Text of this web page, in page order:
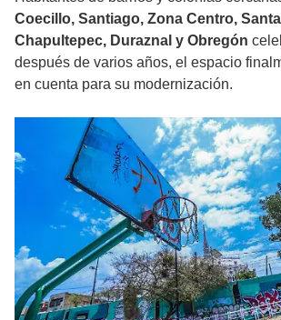
Coecillo, Santiago, Zona Centro,
Chapultepec, Duraznal y Obregón
después de varios años, el espacio
en cuenta para su modernización.